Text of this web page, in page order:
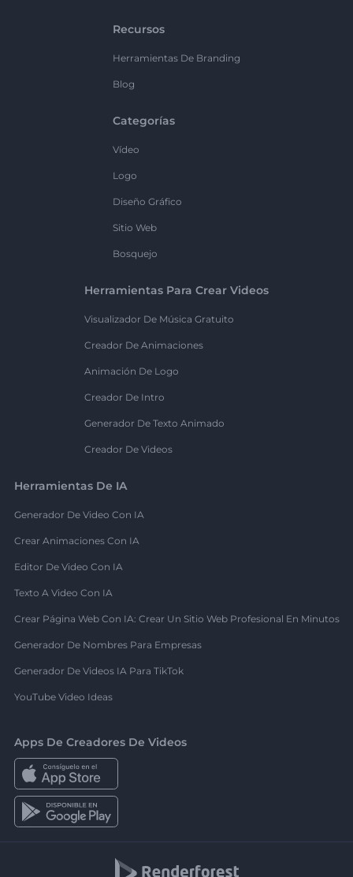
Recursos
Herramientas De Branding
Blog
Categorías
Vídeo
Logo
Diseño Gráfico
Sitio Web
Bosquejo
Herramientas Para Crear Videos
Visualizador De Música Gratuito
Creador De Animaciones
Animación De Logo
Creador De Intro
Generador De Texto Animado
Creador De Videos
Herramientas De IA
Generador De Video Con IA
Crear Animaciones Con IA
Editor De Video Con IA
Texto A Video Con IA
Crear Página Web Con IA: Crear Un Sitio Web Profesional En Minutos
Generador De Nombres Para Empresas
Generador De Videos IA Para TikTok
YouTube Video Ideas
Apps De Creadores De Videos